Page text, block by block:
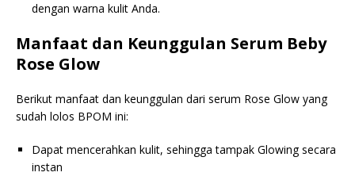
dengan warna kulit Anda.
Manfaat dan Keunggulan Serum Beby
Rose Glow
Berikut manfaat dan keunggulan dari serum Rose Glow yang
sudah lolos BPOM ini:
Dapat mencerahkan kulit, sehingga tampak Glowing secara
instan